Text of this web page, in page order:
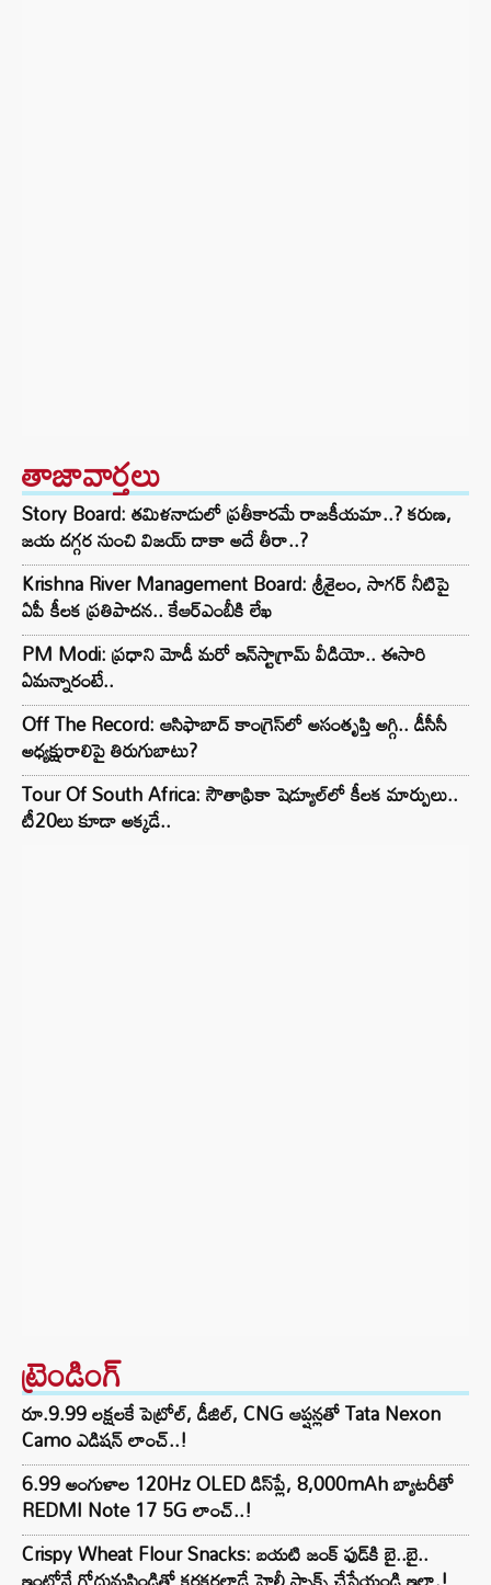
తాజావార్తలు
Story Board: తమిళనాడులో ప్రతీకారమే రాజకీయమా..? కరుణ,
జయ దగ్గర నుంచి విజయ్ దాకా అదే తీరా..?
Krishna River Management Board: శ్రీశైలం, సాగర్ నీటిపై
ఏపీ కీలక ప్రతిపాదన.. కేఆర్ఎంబీకి లేఖ
PM Modi: ప్రధాని మోడీ మరో ఇన్‌స్టాగ్రామ్ వీడియో.. ఈసారి
ఏమన్నారంటే..
Off The Record: ఆసిఫాబాద్ కాంగ్రెస్‌లో అసంతృప్తి అగ్గి.. డీసీసీ
అధ్యక్షురాలిపై తిరుగుబాటు?
Tour Of South Africa: సౌతాఫ్రికా షెడ్యూల్‌లో కీలక మార్పులు..
టీ20లు కూడా అక్కడే..
ట్రెండింగ్‌
రూ.9.99 లక్షలకే పెట్రోల్, డీజిల్, CNG ఆప్షన్లతో Tata Nexon
Camo ఎడిషన్ లాంచ్..!
6.99 అంగుళాల 120Hz OLED డిస్‌ప్లే, 8,000mAh బ్యాటరీతో
REDMI Note 17 5G లాంచ్..!
Crispy Wheat Flour Snacks: బయటి జంక్ ఫుడ్‌కి బై..బై..